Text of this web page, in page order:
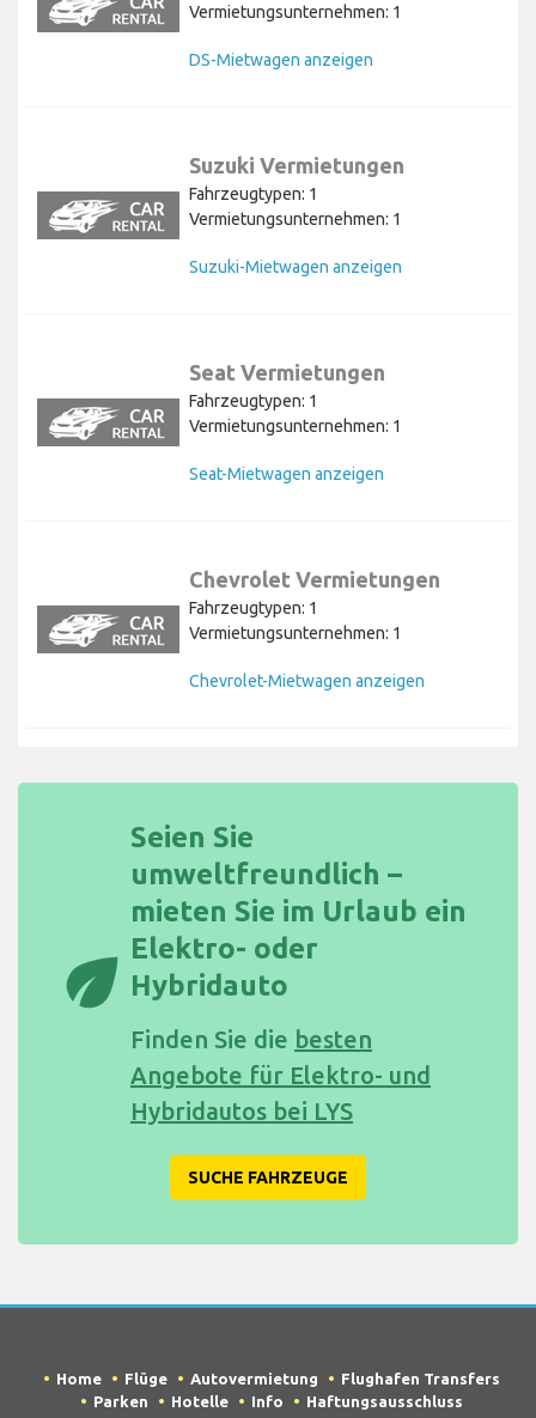
Vermietungsunternehmen: 1
DS-Mietwagen anzeigen
Suzuki Vermietungen
Fahrzeugtypen: 1
Vermietungsunternehmen: 1
Suzuki-Mietwagen anzeigen
Seat Vermietungen
Fahrzeugtypen: 1
Vermietungsunternehmen: 1
Seat-Mietwagen anzeigen
Chevrolet Vermietungen
Fahrzeugtypen: 1
Vermietungsunternehmen: 1
Chevrolet-Mietwagen anzeigen
eco
Seien Sie
umweltfreundlich –
mieten Sie im Urlaub ein
Elektro- oder
Hybridauto
Finden Sie die besten
Angebote für Elektro- und
Hybridautos bei LYS
SUCHE FAHRZEUGE
Home Flüge Autovermietung
Flughafen Transfers
Parken
Hotelle Info
Haftungsausschluss